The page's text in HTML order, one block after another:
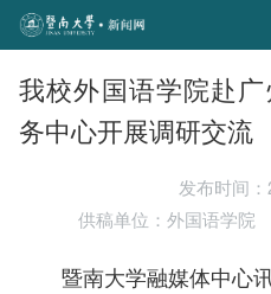
我校外国语学院赴
务中心开展调研交流
发布时间
供稿单位：外国语学院
暨南大学融媒体中心